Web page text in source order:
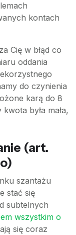
kontach
Cię w błąd co
oddania
do czynienia
karą do 8
była mała,
(art.
szantażu
stać się
subtelnych
wszystkim o
się coraz